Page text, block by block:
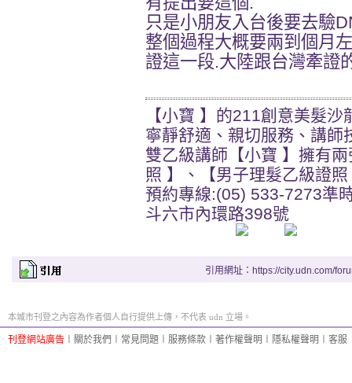
只是小朋友入台後要去驗
整個過程大概要兩到個月
證這一段.大陸跟台灣牽證
【小寶 】的211創意美髮沙
寧靜舒適、親切服務、講師
雙乙級講師【小寶 】擁有
照 】、【男子理髮乙級證
預約專線:(05) 533-7273準
斗六市內環路398號
引用網址：https://city.udn.com/
本城市刊登之內容為作者個人自行提供上傳，不代表 udn 立場。
刊登網站廣告 關於我們 常見問題 服務條款 著作權聲明 隱私權聲明 客服